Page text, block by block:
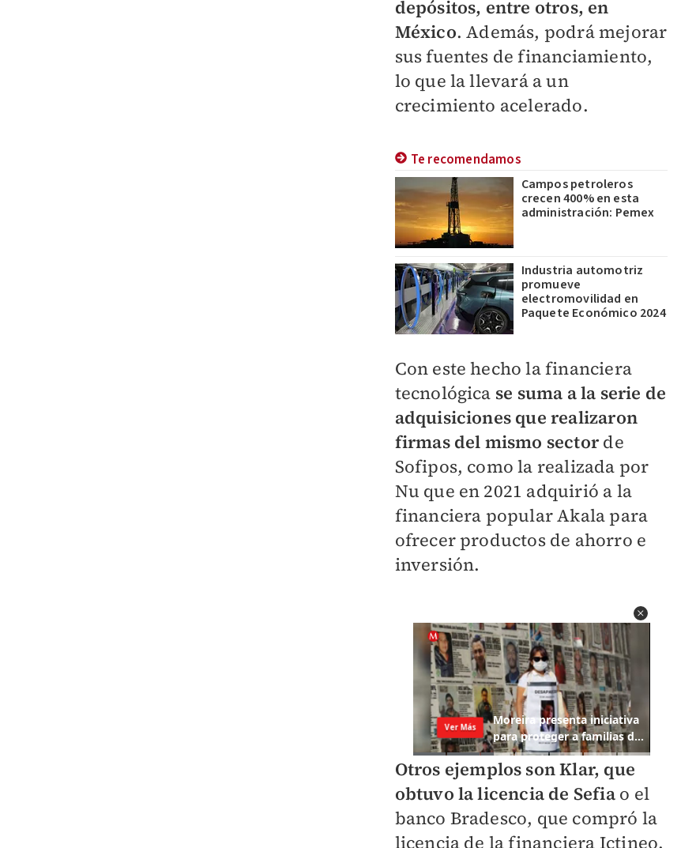
depósitos, entre otros, en
México. Además, podrá mejorar
sus fuentes de financiamiento,
lo que la llevará a un
crecimiento acelerado.
Te recomendamos
Campos petroleros
crecen 400% en esta
administración: Pemex
Industria automotriz
promueve
electromovilidad en
Paquete Económico 2024
Con este hecho la financiera
tecnológica se suma a la serie de
adquisiciones que realizaron
firmas del mismo sectorde
Sofipos, como la realizada por
Nu que en 2021 adquirió a la
financiera popular Akala para
ofrecer productos de ahorro e
inversión.
Otros ejemplos son Klar, que
obtuvo la licencia de Sefia o el
banco Bradesco, que compró la
licencia de la financiera Ictineo.